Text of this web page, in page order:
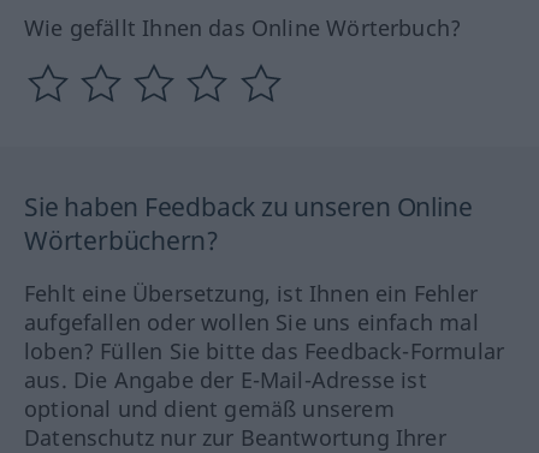
Wie gefällt Ihnen das Online Wörterbuch?
Sie haben Feedback zu unseren Online
Wörterbüchern?
Fehlt eine Übersetzung, ist Ihnen ein Fehler
aufgefallen oder wollen Sie uns einfach mal
loben? Füllen Sie bitte das Feedback-Formular
aus. Die Angabe der E-Mail-Adresse ist
optional und dient gemäß unserem
Datenschutz nur zur Beantwortung Ihrer